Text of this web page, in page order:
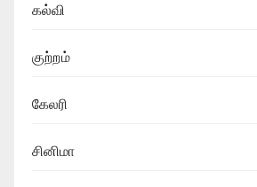
கல்வி
குற்றம்
கேலரி
சினிமா